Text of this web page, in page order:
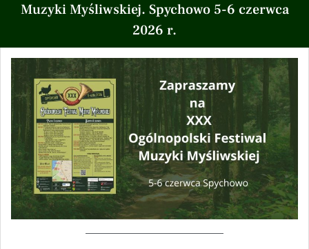
Muzyki Myśliwskiej. Spychowo 5-6 czerwca
2026 r.